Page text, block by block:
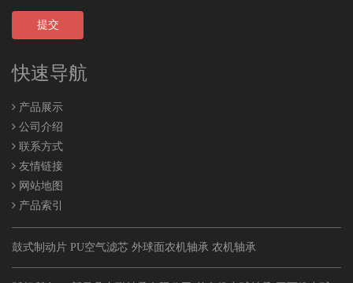
提交
快速导航
产品展示
公司介绍
联系方式
友情链接
网站地图
产品索引
鼓式制动片 PU空气滤芯 外球面农机轴承 农机轴承